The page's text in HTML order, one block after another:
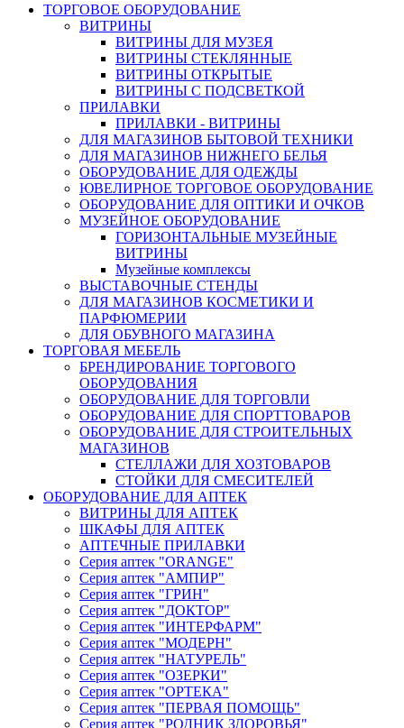
ТОРГОВОЕ ОБОРУДОВАНИЕ
ВИТРИНЫ
ВИТРИНЫ ДЛЯ МУЗЕЯ
ВИТРИНЫ СТЕКЛЯННЫЕ
ВИТРИНЫ ОТКРЫТЫЕ
ВИТРИНЫ С ПОДСВЕТКОЙ
ПРИЛАВКИ
ПРИЛАВКИ - ВИТРИНЫ
ДЛЯ МАГАЗИНОВ БЫТОВОЙ ТЕХНИКИ
ДЛЯ МАГАЗИНОВ НИЖНЕГО БЕЛЬЯ
ОБОРУДОВАНИЕ ДЛЯ ОДЕЖДЫ
ЮВЕЛИРНОЕ ТОРГОВОЕ ОБОРУДОВАНИЕ
ОБОРУДОВАНИЕ ДЛЯ ОПТИКИ И ОЧКОВ
МУЗЕЙНОЕ ОБОРУДОВАНИЕ
ГОРИЗОНТАЛЬНЫЕ МУЗЕЙНЫЕ
ВИТРИНЫ
Музейные комплексы
ВЫСТАВОЧНЫЕ СТЕНДЫ
ДЛЯ МАГАЗИНОВ КОСМЕТИКИ И
ПАРФЮМЕРИИ
ДЛЯ ОБУВНОГО МАГАЗИНА
ТОРГОВАЯ МЕБЕЛЬ
БРЕНДИРОВАНИЕ ТОРГОВОГО
ОБОРУДОВАНИЯ
ОБОРУДОВАНИЕ ДЛЯ ТОРГОВЛИ
ОБОРУДОВАНИЕ ДЛЯ СПОРТТОВАРОВ
ОБОРУДОВАНИЕ ДЛЯ СТРОИТЕЛЬНЫХ
МАГАЗИНОВ
СТЕЛЛАЖИ ДЛЯ ХОЗТОВАРОВ
СТОЙКИ ДЛЯ СМЕСИТЕЛЕЙ
ОБОРУДОВАНИЕ ДЛЯ АПТЕК
ВИТРИНЫ ДЛЯ АПТЕК
ШКАФЫ ДЛЯ АПТЕК
АПТЕЧНЫЕ ПРИЛАВКИ
Серия аптек "ORANGE"
Серия аптек "АМПИР"
Серия аптек "ГРИН"
Серия аптек "ДОКТОР"
Серия аптек "ИНТЕРФАРМ"
Серия аптек "МОДЕРН"
Серия аптек "НАТУРЕЛЬ"
Серия аптек "ОЗЕРКИ"
Серия аптек "ОРТЕКА"
Серия аптек "ПЕРВАЯ ПОМОЩЬ"
Серия аптек "РОДНИК ЗДОРОВЬЯ"